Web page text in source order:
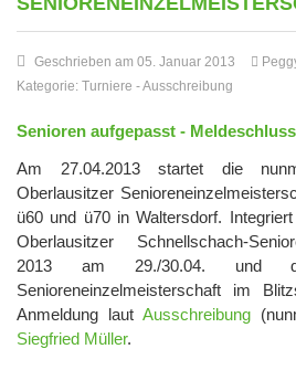
Geschrieben am 05. Januar 2013
Kategorie: Turniere -Ausschreibung
Senioren aufgepasst -
Am 27.04.2013 startet die
Oberlausitzer
ü60 und ü70 in Waltersdorf.
Oberlausitzer Schnellschach-
2013 am 29./30.04. und
Senioreneinzelmeisterschaft im
Anmeldung laut Ausschreibung
Siegfried Müller.